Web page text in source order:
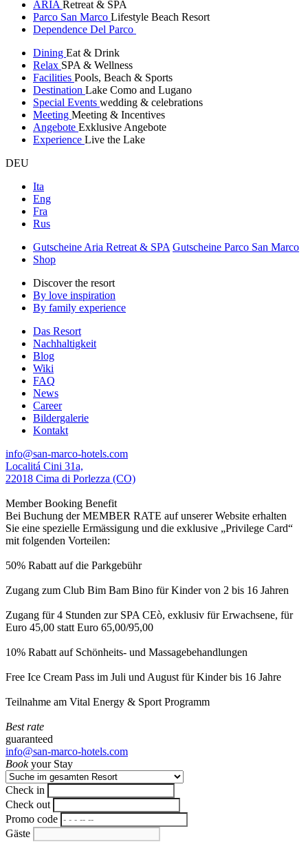
ARIA Retreat & SPA
Parco San Marco Lifestyle Beach Resort
Dependence Del Parco
Dining Eat & Drink
Relax SPA & Wellness
Facilities Pools, Beach & Sports
Destination Lake Como and Lugano
Special Events wedding & celebrations
Meeting Meeting & Incentives
Angebote Exklusive Angebote
Experience Live the Lake
DEU
Ita
Eng
Fra
Rus
Gutscheine Aria Retreat & SPA Gutscheine Parco San Marco
Shop
Discover the resort
By love inspiration
By family experience
Das Resort
Nachhaltigkeit
Blog
Wiki
FAQ
News
Career
Bildergalerie
Kontakt
info@san-marco-hotels.com
Localitá Cini 31a,
22018 Cima di Porlezza (CO)
Member Booking Benefit
Bei Buchung der MEMBER RATE auf unserer Website erhalten
Sie eine spezielle Ermässigung und die exklusive „Privilege Card“
mit folgenden Vorteilen:
50% Rabatt auf die Parkgebühr
Zugang zum Club Bim Bam Bino für Kinder von 2 bis 16 Jahren
Zugang für 4 Stunden zur SPA CEò, exklusiv für Erwachsene, für
Euro 45,00 statt Euro 65,00/95,00
10% Rabatt auf Schönheits- und Massagebehandlungen
Free Ice Cream Pass im Juli und August für Kinder bis 16 Jahre
Teilnahme am Vital Energy & Sport Programm
Best rate
guaranteed
info@san-marco-hotels.com
Bookyour Stay
Check in
Check out
Promo code
Gäste